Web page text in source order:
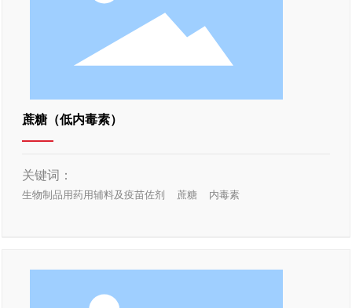
蔗糖（低内毒素）
关键词：
生物制品用药用辅料及疫苗佐剂 蔗糖 内毒素